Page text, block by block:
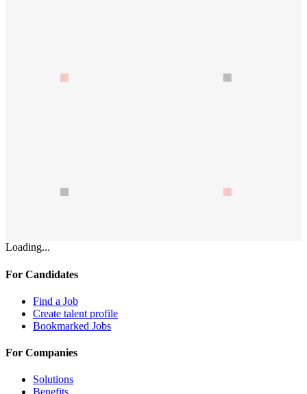
Loading...
For Candidates
Find a Job
Create talent profile
Bookmarked Jobs
For Companies
Solutions